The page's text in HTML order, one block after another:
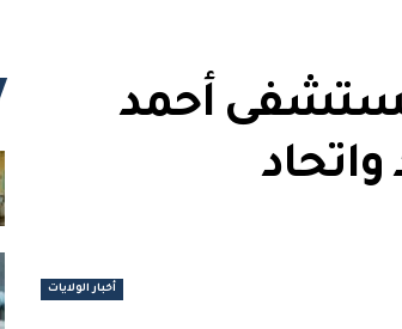
أحمد
أخبار الولايات